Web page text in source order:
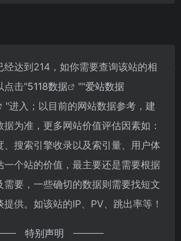
经达到214，如你需要查询该站的相
点击"5118数据 ""爱站数据
"进入；以目前的网站数据参考，建
为准，更多网站价值评估因素如：
、搜索引擎收录以及索引量、用户体
一个站的价值，最主要还是需要根据
需要，一些确切的数据则需要找短文
供。如该站的IP、PV、跳出率等！
特别声明